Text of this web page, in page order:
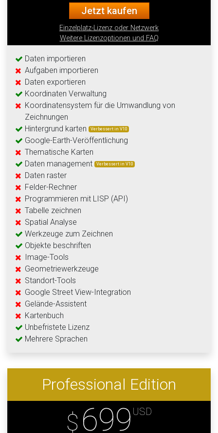
Jetzt kaufen
Einzelplatz-Lizenz oder Netzwerk
Weitere Lizenzoptionen und FAQ
Daten importieren
Aufgaben importieren
Daten exportieren
Koordinaten Verwaltung
Koordinatensystem für die Umwandlung von
Zeichnungen
Hintergrund karten
Verbessert in V10
Google-Earth-Veröffentlichung
Thematische Karten
Daten management
Verbessert in V10
Daten raster
Felder-Rechner
Programmieren mit LISP (API)
Tabelle zeichnen
Spatial Analyse
Werkzeuge zum Zeichnen
Objekte beschriften
Image-Tools
Geometriewerkzeuge
Standort-Tools
Google Street View-Integration
Gelände-Assistent
Kartenbuch
Unbefristete Lizenz
Mehrere Sprachen
Professional Edition
$ 699 USD